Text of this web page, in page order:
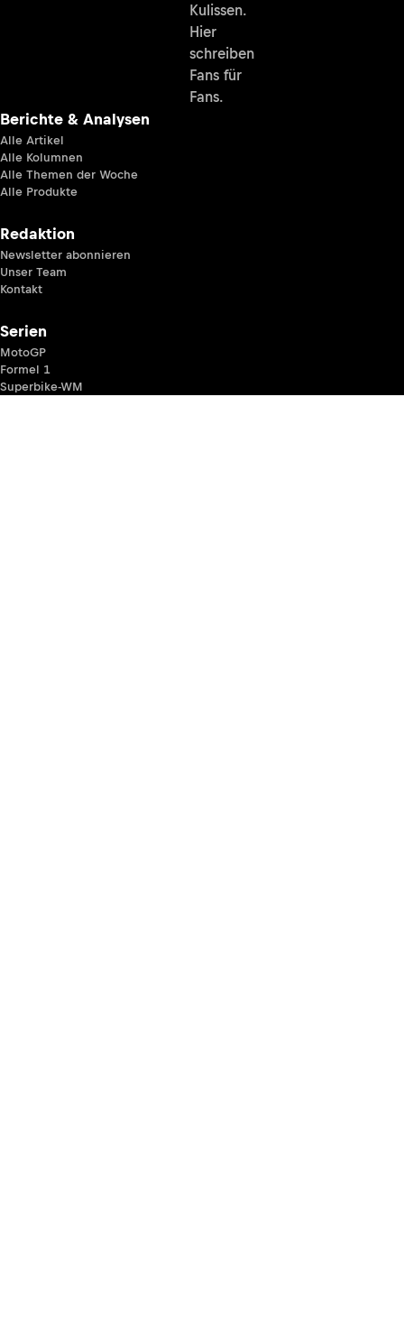
Kulissen.
Hier
schreiben
Fans für
Fans.
Berichte & Analysen
Alle Artikel
Alle Kolumnen
Alle Themen der Woche
Alle Produkte
Redaktion
Newsletter abonnieren
Unser Team
Kontakt
Serien
MotoGP
Formel 1
Superbike-WM